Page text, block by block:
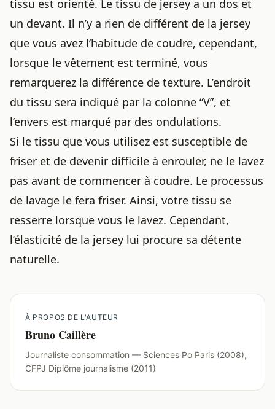
tissu est orienté. Le tissu de jersey a un dos et
un devant. Il n’y a rien de différent de la jersey
que vous avez l’habitude de coudre, cependant,
lorsque le vêtement est terminé, vous
remarquerez la différence de texture. L’endroit
du tissu sera indiqué par la colonne “V”, et
l’envers est marqué par des ondulations.
Si le tissu que vous utilisez est susceptible de
friser et de devenir difficile à enrouler, ne le lavez
pas avant de commencer à coudre. Le processus
de lavage le fera friser. Ainsi, votre tissu se
resserre lorsque vous le lavez. Cependant,
l’élasticité de la jersey lui procure sa détente
naturelle.
À PROPOS DE L'AUTEUR
Bruno Caillère
Journaliste consommation — Sciences Po Paris (2008),
CFPJ Diplôme journalisme (2011)